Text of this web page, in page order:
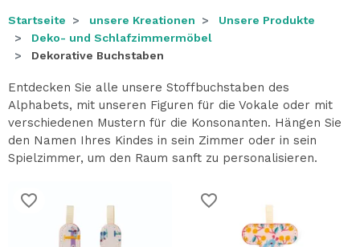
Startseite unsere Kreationen
Unsere Produkte
Deko- und Schlafzimmermöbel
Dekorative Buchstaben
Entdecken Sie alle unsere Stoffbuchstaben des
Alphabets, mit unseren Figuren für die Vokale oder mit
verschiedenen Mustern für die Konsonanten. Hängen Sie
den Namen Ihres Kindes in sein Zimmer oder in sein
Spielzimmer, um den Raum sanft zu personalisieren.
favorite_border favorite_border